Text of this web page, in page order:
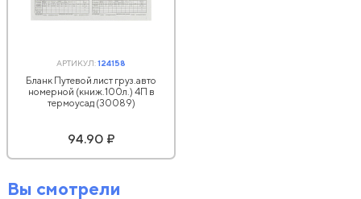
АРТИКУЛ:124158
Бланк Путевой лист груз.авто
номерной (книж.100л.) 4П в
термоусад (30089)
94.90 ₽
Вы смотрели